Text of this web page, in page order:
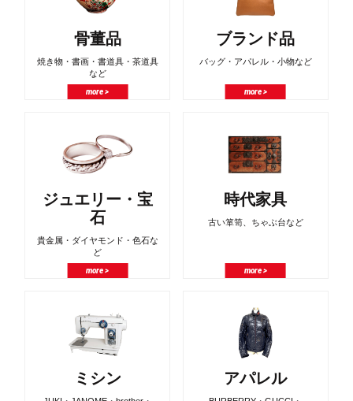
骨董品
焼き物・書画・書道具・茶道具
など
more >
ブランド品
バッグ・アパレル・小物など
more >
ジュエリー・宝
石
貴金属・ダイヤモンド・色石な
ど
more >
時代家具
古い箪笥、ちゃぶ台など
more >
ミシン アパレル